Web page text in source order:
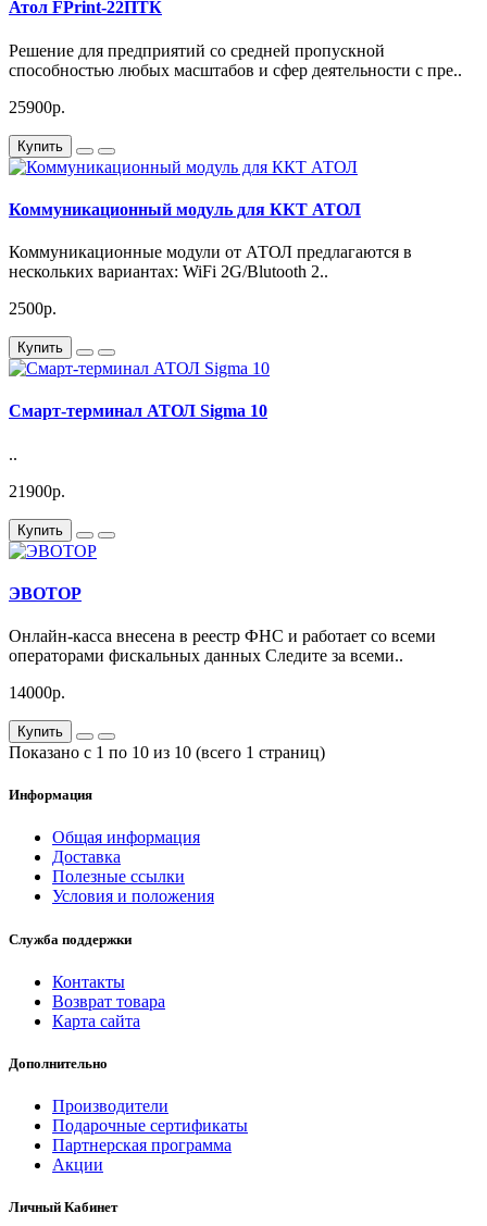
Атол FPrint-22ПТК
Решение для предприятий со средней пропускной
способностью любых масштабов и сфер деятельности с пре..
25900р.
Купить
Коммуникационный модуль для ККТ АТОЛ
Коммуникационные модули от АТОЛ предлагаются в
нескольких вариантах: WiFi 2G/Blutooth 2..
2500р.
Купить
Смарт-терминал АТОЛ Sigma 10
..
21900р.
Купить
ЭВОТОР
Онлайн-касса внесена в реестр ФНС и работает со всеми
операторами фискальных данных Следите за всеми..
14000р.
Купить
Показано с 1 по 10 из 10 (всего 1 страниц)
Информация
Общая информация
Доставка
Полезные ссылки
Условия и положения
Служба поддержки
Контакты
Возврат товара
Карта сайта
Дополнительно
Производители
Подарочные сертификаты
Партнерская программа
Акции
Личный Кабинет